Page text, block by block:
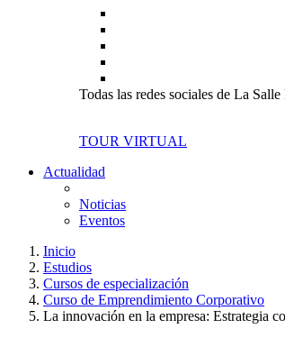
Todas las redes sociales de La
TOUR VIRTUAL
Actualidad
Noticias
Eventos
Inicio
Estudios
Cursos de especialización
Curso de Emprendimiento Corporativo
La innovación en la empresa: Estrategia